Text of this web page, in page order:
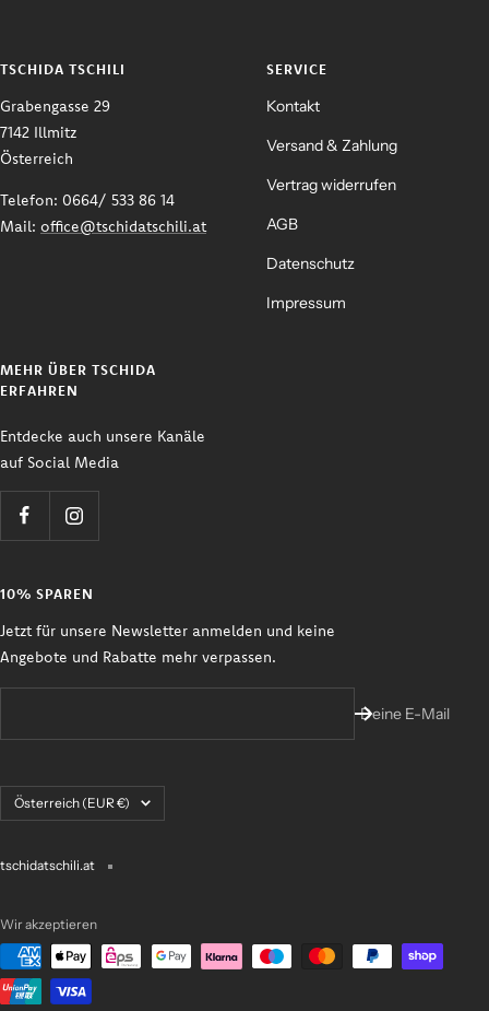
TSCHIDA TSCHILI
Grabengasse 29
7142 Illmitz
Österreich
Telefon: 0664/ 533 86 14
Mail: office@tschidatschili.at
SERVICE
Kontakt
Versand & Zahlung
Vertrag widerrufen
AGB
Datenschutz
Impressum
MEHR ÜBER TSCHIDA
ERFAHREN
Entdecke auch unsere Kanäle
auf Social Media
10% SPAREN
Jetzt für unsere Newsletter anmelden und keine
Angebote und Rabatte mehr verpassen.
Deine E-Mail
Land/Region
Österreich (EUR €)
tschidatschili.at
Wir akzeptieren